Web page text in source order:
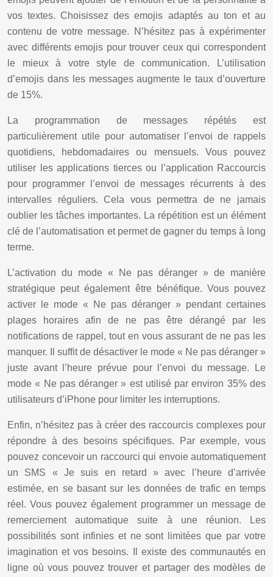
vos textes. Choisissez des emojis adaptés au ton et au
contenu de votre message. N’hésitez pas à expérimenter
avec différents emojis pour trouver ceux qui correspondent
le mieux à votre style de communication. L’utilisation
d’emojis dans les messages augmente le taux d’ouverture
de 15%.
La programmation de messages répétés est
particulièrement utile pour automatiser l’envoi de rappels
quotidiens, hebdomadaires ou mensuels. Vous pouvez
utiliser les applications tierces ou l’application Raccourcis
pour programmer l’envoi de messages récurrents à des
intervalles réguliers. Cela vous permettra de ne jamais
oublier les tâches importantes. La répétition est un élément
clé de l’automatisation et permet de gagner du temps à long
terme.
L’activation du mode « Ne pas déranger » de manière
stratégique peut également être bénéfique. Vous pouvez
activer le mode « Ne pas déranger » pendant certaines
plages horaires afin de ne pas être dérangé par les
notifications de rappel, tout en vous assurant de ne pas les
manquer. Il suffit de désactiver le mode « Ne pas déranger »
juste avant l’heure prévue pour l’envoi du message. Le
mode « Ne pas déranger » est utilisé par environ 35% des
utilisateurs d’iPhone pour limiter les interruptions.
Enfin, n’hésitez pas à créer des raccourcis complexes pour
répondre à des besoins spécifiques. Par exemple, vous
pouvez concevoir un raccourci qui envoie automatiquement
un SMS « Je suis en retard » avec l’heure d’arrivée
estimée, en se basant sur les données de trafic en temps
réel. Vous pouvez également programmer un message de
remerciement automatique suite à une réunion. Les
possibilités sont infinies et ne sont limitées que par votre
imagination et vos besoins. Il existe des communautés en
ligne où vous pouvez trouver et partager des modèles de